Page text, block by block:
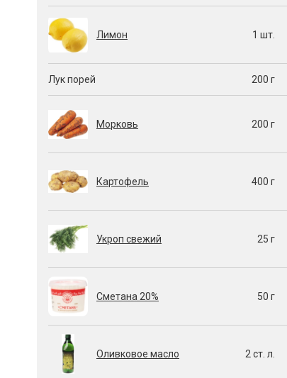
Лимон 1 шт.
Лук порей 200 г
Морковь 200 г
Картофель 400 г
Укроп свежий 25 г
Сметана 20% 50 г
Оливковое масло 2 ст. л.